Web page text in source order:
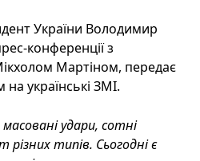
України Володимир
конференції з
Мартіном, передає
українські ЗМІ.
удари, сотні
різних типів. Сьогодні є